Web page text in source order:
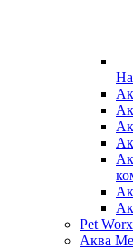
Pet Worx
Аква